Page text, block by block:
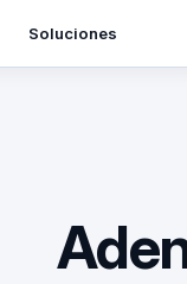
Soluciones